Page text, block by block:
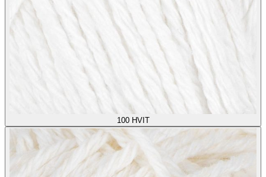
100 HVIT